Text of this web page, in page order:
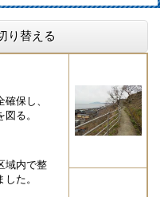
り替える
保し、
る。
域内で整
た。